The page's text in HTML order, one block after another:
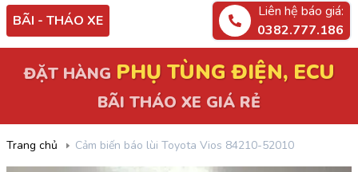
BÃI - THÁO XE
Liên hệ báo giá:
0382.777.186
ĐẶT HÀNG PHỤ TÙNG ĐIỆN, ECU
BÃI THÁO XE GIÁ RẺ
Trang chủ Cảm biến báo lùi Toyota Vios 84210-52010